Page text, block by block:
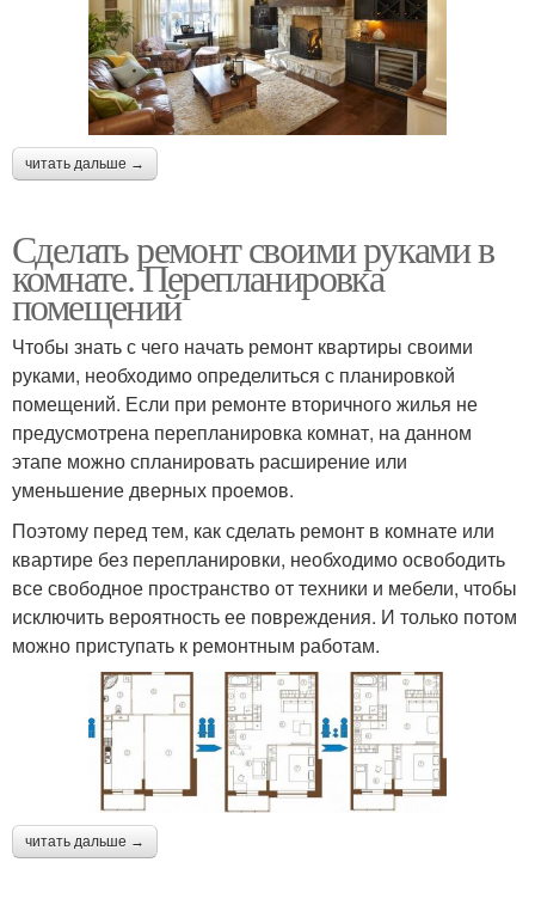
читать дальше →
Сделать ремонт своими руками в
комнате. Перепланировка
помещений
Чтобы знать с чего начать ремонт квартиры своими
руками, необходимо определиться с планировкой
помещений. Если при ремонте вторичного жилья не
предусмотрена перепланировка комнат, на данном
этапе можно спланировать расширение или
уменьшение дверных проемов.
Поэтому перед тем, как сделать ремонт в комнате или
квартире без перепланировки, необходимо освободить
все свободное пространство от техники и мебели, чтобы
исключить вероятность ее повреждения. И только потом
можно приступать к ремонтным работам.
читать дальше →